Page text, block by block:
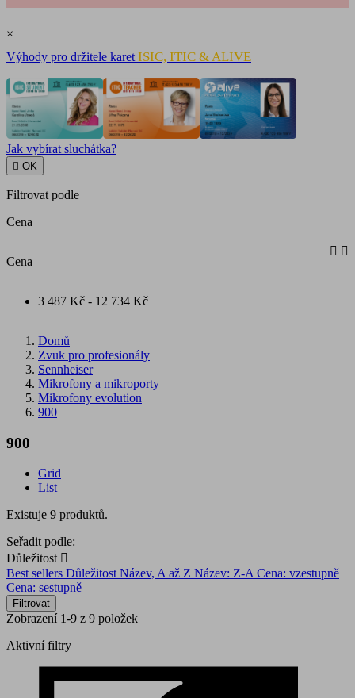
×
Výhody pro držitele karet ISIC, ITIC & ALIVE
Jak vybírat sluchátka?
 OK
Filtrovat podle
Cena
Cena
 
3 487 Kč - 12 734 Kč
Domů
Zvuk pro profesionály
Sennheiser
Mikrofony a mikroporty
Mikrofony evolution
900
900
Grid
List
Existuje 9 produktů.
Seřadit podle:
Důležitost 
Best sellers Důležitost Název, A až Z Název: Z-A Cena: vzestupně
Cena: sestupně
Filtrovat
Zobrazení 1-9 z 9 položek
Aktivní filtry